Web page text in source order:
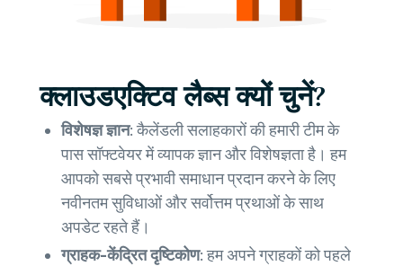
क्लाउडएक्टिव लैब्स क्यों चुनें?
विशेषज्ञ ज्ञान:कैलेंडली सलाहकारों की हमारी टीम के
पास सॉफ्टवेयर में व्यापक ज्ञान और विशेषज्ञता है। हम
आपको सबसे प्रभावी समाधान प्रदान करने के लिए
नवीनतम सुविधाओं और सर्वोत्तम प्रथाओं के साथ
अपडेट रहते हैं।
ग्राहक-केंद्रित दृष्टिकोण:हम अपने ग्राहकों को पहले